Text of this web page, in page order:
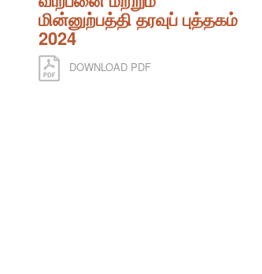
மின்னுற்பத்தி தரவுப் புத்தகம்
2024
DOWNLOAD PDF